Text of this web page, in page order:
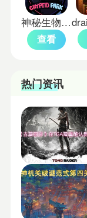
神秘生物公园手机版
查看
热门资讯